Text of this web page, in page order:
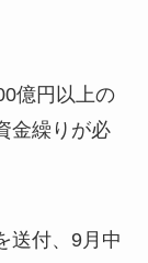
億円以上の
金繰りが必
送付、9月中